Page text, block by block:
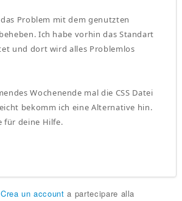
Problem mit dem genutzten
Ich habe vorhin das Standart
und dort wird alles Problemlos
Wochenende mal die CSS Datei
bekomm ich eine Alternative hin.
für deine Hilfe.
Crea un account a partecipare alla